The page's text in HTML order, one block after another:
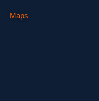
Maps